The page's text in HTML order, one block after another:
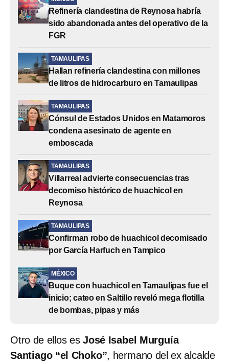
Refinería clandestina de Reynosa habría
sido abandonada antes del operativo de la
FGR
TAMAULIPAS
Hallan refinería clandestina con millones
de litros de hidrocarburo en Tamaulipas
TAMAULIPAS
Cónsul de Estados Unidos en Matamoros
condena asesinato de agente en
emboscada
TAMAULIPAS
Villarreal advierte consecuencias tras
decomiso histórico de huachicol en
Reynosa
TAMAULIPAS
Confirman robo de huachicol decomisado
por García Harfuch en Tampico
MÉXICO
Buque con huachicol en Tamaulipas fue el
inicio; cateo en Saltillo reveló mega flotilla
de bombas, pipas y más
Otro de ellos es José Isabel Murguía
Santiago “el Choko”, hermano del ex alcalde